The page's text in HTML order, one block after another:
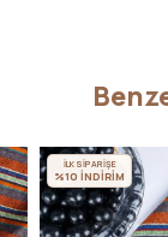
İLK SİPARİŞE
%10 İNDİRİM